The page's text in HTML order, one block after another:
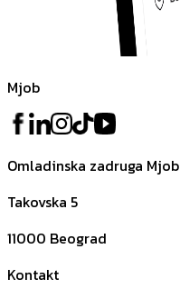
Mjob
Omladinska zadruga Mjob
Takovska 5
11000 Beograd
Kontakt